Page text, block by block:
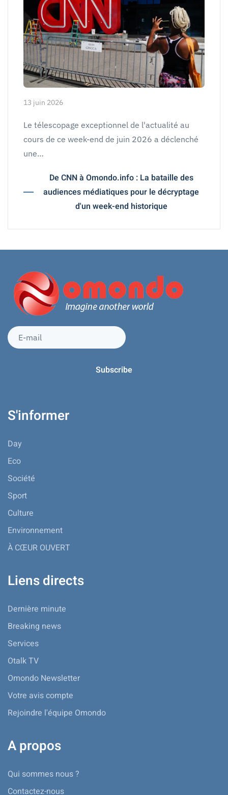
13 juin 2026
Le télescopage exceptionnel de l'actualité au
cours de ce week-end de juin 2026 a déclenché
une…
De CNN à Omondo.info : La bataille des
audiences médiatiques pour le décryptage
d'un week-end historique
S'informer
Day
Eco
Société
Sport
Culture
Environnement
À CŒUR OUVERT
Liens directs
Dernière minute
Breaking news
Services
Otalk TV
Omondo Newsletter
Votre avis compte
Rejoindre l'équipe Omondo
A propos
Qui sommes nous ?
Contactez-nous